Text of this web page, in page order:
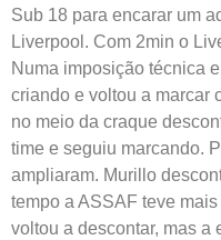
Sub 18 para encarar um
Liverpool. Com 2min o
Numa imposição técnica
criando e voltou a marcar
no meio da craque
time e seguiu marcando.
ampliaram. Murillo
tempo a ASSAF teve
voltou a descontar, mas a